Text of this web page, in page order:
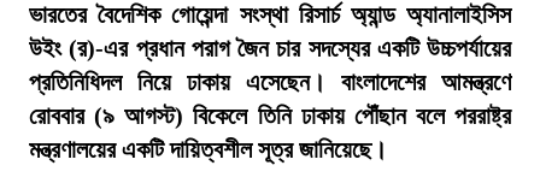
ভারতের বৈদেশিক গোয়েন্দা সংস্থা রিসার্চ অ্যান্ড অ্যানালাইসিস
উইং (র)-এর প্রধান পরাগ জৈন চার সদস্যের একটি উচ্চপর্যায়ের
প্রতিনিধিদল নিয়ে ঢাকায় এসেছেন। বাংলাদেশের আমন্ত্রণে
রোববার (৯ আগস্ট) বিকেলে তিনি ঢাকায় পৌঁছান বলে পররাষ্ট্র
মন্ত্রণালয়ের একটি দায়িত্বশীল সূত্র জানিয়েছে।